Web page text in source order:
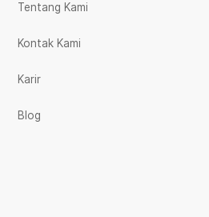
Tentang Kami
Kontak Kami
Karir
Blog